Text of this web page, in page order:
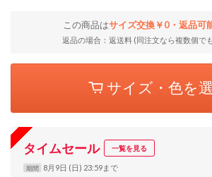
この商品はサイズ交換￥0・返品可
返品の場合：返送料 (同注文なら複数個で
サイズ・色を
タイムセール 一覧を見る
期間 8月9日 (日) 23:59まで